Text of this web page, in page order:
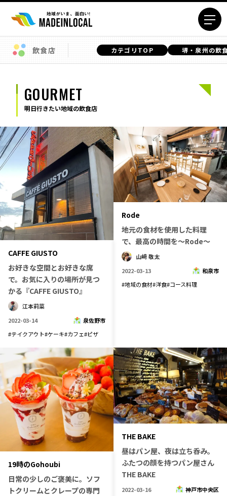
エリアから探す
岩手エリア
秋田エリア
福島エリア
茨城エリア
栃木エリア
群馬エリア
埼玉エリア
千葉エリア
東京23区エリア
多摩エリア
神奈川エリア
新潟エリア
富山エリア
福井エリア
山梨エリア
長野エリア
岐阜エリア
静岡エリア
愛知エリア
三重エリア
滋賀エリア
京都エリア
大阪市エリア
北摂エリア
河内エリア
奈良エリア
鳥取エリア
島根エリア
岡山エリア
広島エリア
山口エリア
徳島エリア
香川エリア
愛媛エリア
高知エリア
福岡エリア
佐賀エリア
熊本エリア
宮崎エリア
鹿児島エリア
沖縄エリア
飲食店 カテゴリTOP 堺・泉州の飲
GOURMET
明日行きたい地域の飲食店
CAFFE GIUSTO
お好きな空間とお好きな席
で。お気に入りの場所が見つ
かる『CAFFE GIUSTO』
江本莉菜
2022-03-14
泉佐野市
#テイクアウト#ケーキ#カフェ#ピザ
Rode
地元の食材を使用した料理
で、最高の時間を～Rode～
山﨑 敬太
2022-03-13
和泉市
#地域の食材#洋食#コース料理
19時のGohoubi
日常の少しのご褒美に。ソフ
トクリームとクレープの専門
THE BAKE
昼はパン屋、夜は立ち呑み。
ふたつの顔を持つパン屋さん
THE BAKE
2022-03-16
神戸市中央区